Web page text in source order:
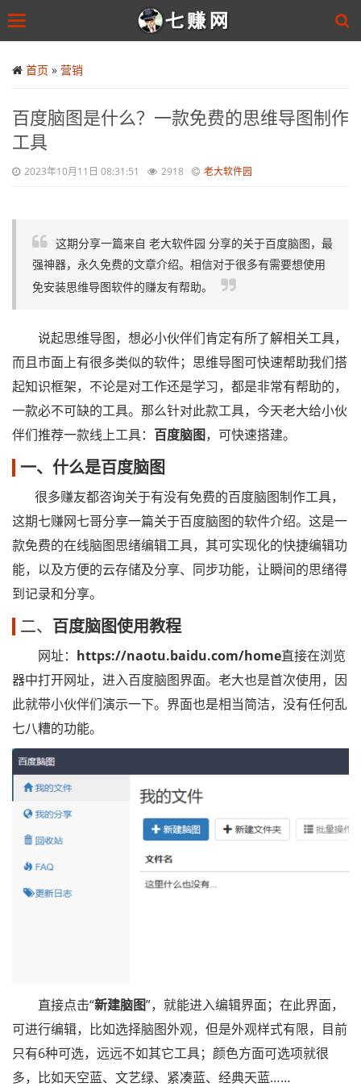
to
main
Toggle
首页 » 营销
百度脑图是什么？一款免费的思维导图制作
工具
2023年10月11日 08:31:51 2918 老大软件园
这期分享一篇来自 老大软件园 分享的关于百度脑图，最
强神器，永久免费的文章介绍。相信对于很多有需要想使用
免安装思维导图软件的赚友有帮助。
说起思维导图，想必小伙伴们肯定有所了解相关工具，
而且市面上有很多类似的软件；思维导图可快速帮助我们搭
起知识框架，不论是对工作还是学习，都是非常有帮助的，
一款必不可缺的工具。那么针对此款工具，今天老大给小伙
伴们推荐一款线上工具： 百度脑图，可快速搭建。
一、什么是百度脑图
很多赚友都咨询关于有没有免费的百度脑图制作工具，
这期七赚网七哥分享一篇关于百度脑图的软件介绍。这是一
款免费的在线脑图思绪编辑工具，其可实现化的快捷编辑功
能，以及方便的云存储及分享、同步功能，让瞬间的思绪得
到记录和分享。
二、 百度脑图使用教程
网址： https://naotu.baidu.com/home直接在浏览
器中打开网址，进入百度脑图界面。老大也是首次使用，因
此就带小伙伴们演示一下。界面也是相当简洁，没有任何乱
七八糟的功能。
直接点击“新建脑图”，就能进入编辑界面；在此界面，
可进行编辑，比如选择脑图外观，但是外观样式有限，目前
只有6种可选，远远不如其它工具；颜色方面可选项就很
多，比如天空蓝、文艺绿、紧凑蓝、经典天蓝……